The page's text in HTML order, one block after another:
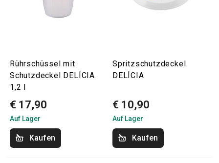
Rührschüssel mit
Schutzdeckel DELÍCIA
1,2 l
€ 17,90
Auf Lager
Kaufen
Spritzschutzdeckel
DELÍCIA
€ 10,90
Auf Lager
Kaufen